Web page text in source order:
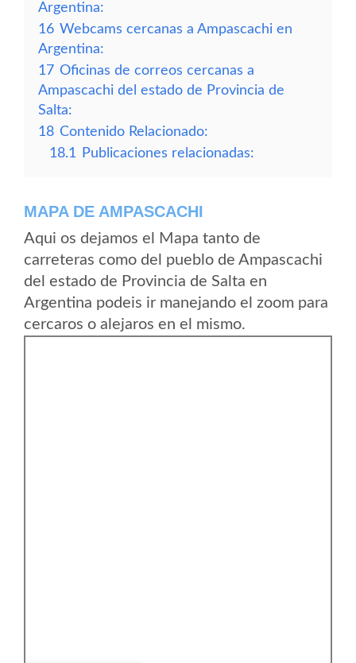
Argentina:
16 Webcams cercanas a Ampascachi en
Argentina:
17 Oficinas de correos cercanas a
Ampascachi del estado de Provincia de
Salta:
18 Contenido Relacionado:
18.1
Publicaciones relacionadas:
MAPA DE AMPASCACHI
Aqui os dejamos el Mapa tanto de
carreteras como del pueblo de Ampascachi
del estado de Provincia de Salta en
Argentina podeis ir manejando el zoom para
cercaros o alejaros en el mismo.